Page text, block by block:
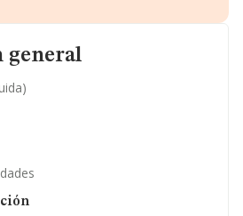
general
y registral complementaria.